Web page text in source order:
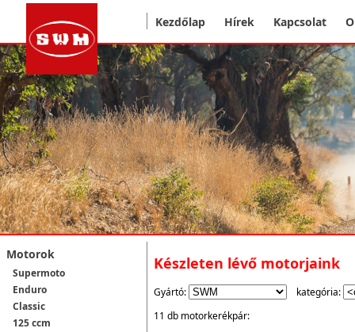
Kezdőlap Hírek Kapcsolat
Motorok
Supermoto
Enduro
Classic
125 ccm
Készleten lévő motorjaink
Gyártó:
kategória:
11 db motorkerékpár: